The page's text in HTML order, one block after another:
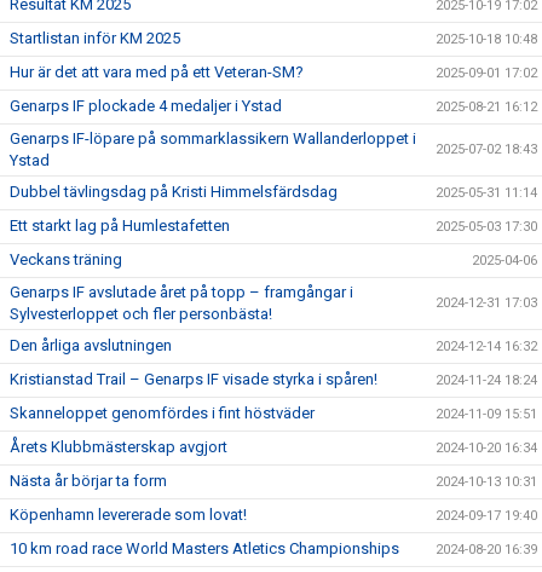
Resultat KM 2025 2025-10-19 17:02
Startlistan inför KM 2025 2025-10-18 10:48
Hur är det att vara med på ett Veteran-SM? 2025-09-01 17:02
Genarps IF plockade 4 medaljer i Ystad 2025-08-21 16:12
Genarps IF-löpare på sommarklassikern Wallanderloppet i
Ystad
2025-07-02 18:43
Dubbel tävlingsdag på Kristi Himmelsfärdsdag 2025-05-31 11:14
Ett starkt lag på Humlestafetten 2025-05-03 17:30
Veckans träning 2025-04-06
Genarps IF avslutade året på topp – framgångar i
Sylvesterloppet och fler personbästa!
2024-12-31 17:03
Den årliga avslutningen 2024-12-14 16:32
Kristianstad Trail – Genarps IF visade styrka i spåren! 2024-11-24 18:24
Skanneloppet genomfördes i fint höstväder 2024-11-09 15:51
Årets Klubbmästerskap avgjort 2024-10-20 16:34
Nästa år börjar ta form 2024-10-13 10:31
Köpenhamn levererade som lovat! 2024-09-17 19:40
10 km road race World Masters Atletics Championships 2024-08-20 16:39